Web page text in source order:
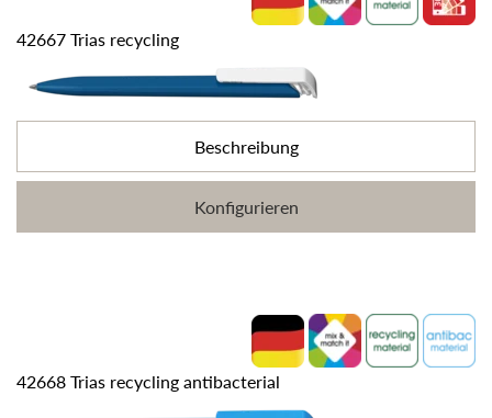
42667 Trias recycling
Beschreibung
Konfigurieren
42668 Trias recycling antibacterial